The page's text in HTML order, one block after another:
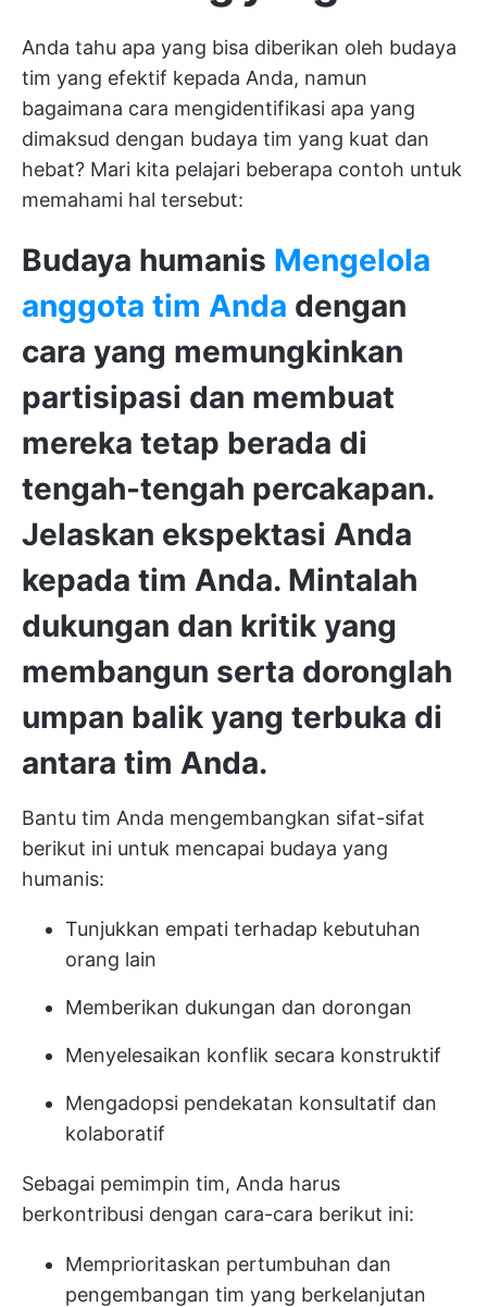
Anda tahu apa yang bisa diberikan oleh budaya
tim yang efektif kepada Anda, namun
bagaimana cara mengidentifikasi apa yang
dimaksud dengan budaya tim yang kuat dan
hebat? Mari kita pelajari beberapa contoh untuk
memahami hal tersebut:
Budaya humanis Mengelola
anggota tim Anda dengan
cara yang memungkinkan
partisipasi dan membuat
mereka tetap berada di
tengah-tengah percakapan.
Jelaskan ekspektasi Anda
kepada tim Anda. Mintalah
dukungan dan kritik yang
membangun serta doronglah
umpan balik yang terbuka di
antara tim Anda.
Bantu tim Anda mengembangkan sifat-sifat
berikut ini untuk mencapai budaya yang
humanis:
Tunjukkan empati terhadap kebutuhan
orang lain
Memberikan dukungan dan dorongan
Menyelesaikan konflik secara konstruktif
Mengadopsi pendekatan konsultatif dan
kolaboratif
Sebagai pemimpin tim, Anda harus
berkontribusi dengan cara-cara berikut ini:
Memprioritaskan pertumbuhan dan
pengembangan tim yang berkelanjutan